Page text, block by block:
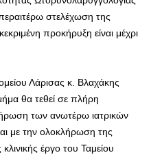
στελέχωση της
προκήρυξη είναι μέχρι
Λάρισας κ. Βλαχάκης
θα τεθεί σε πλήρη
των ανωτέρω ιατρικών
με την ολοκλήρωση της
έργο του Ταμείου